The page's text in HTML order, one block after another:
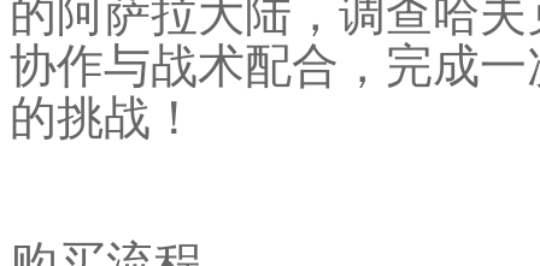
的阿萨拉大陆，调查哈
协作与战术配合，完成
的挑战！